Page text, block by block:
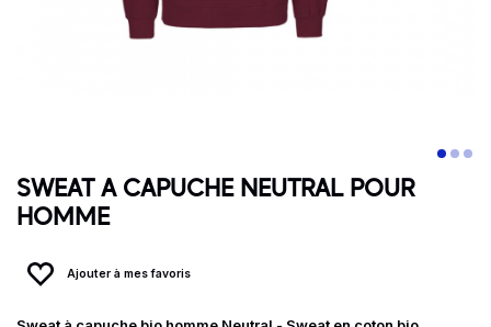
SWEAT A CAPUCHE NEUTRAL POUR
HOMME
Ajouter à mes favoris